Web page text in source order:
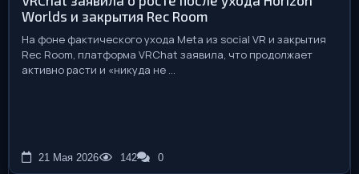
Worlds и закрытия Rec Room
На фоне фактического ухода Meta из social VR и закрытия
Rec Room, платформа VRChat заявила, что продолжает
активно расти и «никуда не ...
21 Мая 2026 142 0